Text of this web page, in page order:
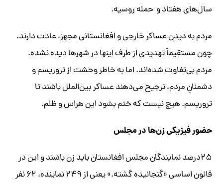
سال‌های هفتاد و حمله روسیه.
مردم به دیدن عساکر خارجی و افغانستانی مجهز، عادت دارند.
چون مستقیماً تهدیدی از طرف اینها در شهرها دیده نشده.
مردم بی‌تفاوت شده‌اند. اما به خاطر وحشت از تروریسم و
دشمنانِ مردم، ترجیح می‌دهند عساکر بین‌الملل باشند تا
تروریسم. هیچ نیست که ختم بشود این هراس و ظلم.
حضور فیزیکی زن‌ها در مجلس
۲۵‌درصد نمایندگان مجلس افغانستان باید زن باشند و این در
قانون اساسی «گنجانیده گشته.» یعنی از ۲۴۹ نماینده، ۶۲ نفر